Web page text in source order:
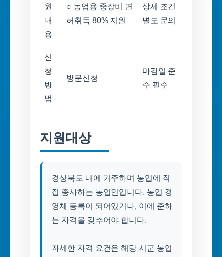
원
내
용
○ 농업용 중장비 면
허취득 80% 지원
상세 조건
별도 문의
신
청
방
법
방문신청
마감일 준
수 필수
지원대상
경상북도 내에 거주하며 농업에 직
접 종사하는 농업인입니다. 농업 경
영체 등록이 되어있거나, 이에 준하
는 자격을 갖추어야 합니다.
자세한 자격 요건은 해당 시군 농업